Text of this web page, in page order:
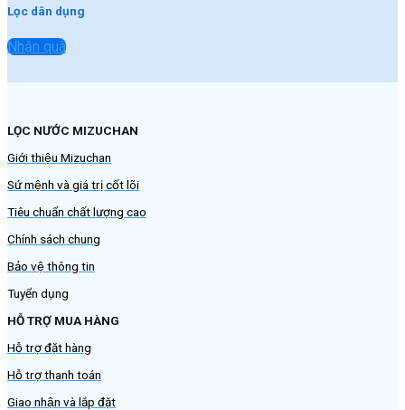
Lọc dân dụng
Nhận quà
LỌC NƯỚC MIZUCHAN
Giới thiệu Mizuchan
Sứ mệnh và giá trị cốt lõi
Tiêu chuẩn chất lượng cao
Chính sách chung
Bảo vệ thông tin
Tuyển dụng
HỖ TRỢ MUA HÀNG
Hỗ trợ đặt hàng
Hỗ trợ thanh toán
Giao nhận và lắp đặt